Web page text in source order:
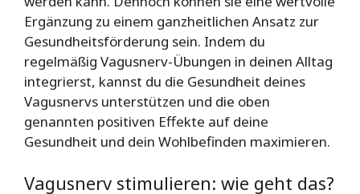
Ergänzung zu einem ganzheitlichen Ansatz zur
Gesundheitsförderung sein. Indem du
regelmäßig Vagusnerv-Übungen in deinen Alltag
integrierst, kannst du die Gesundheit deines
Vagusnervs unterstützen und die oben
genannten positiven Effekte auf deine
Gesundheit und dein Wohlbefinden maximieren.
Vagusnerv stimulieren: wie geht das?